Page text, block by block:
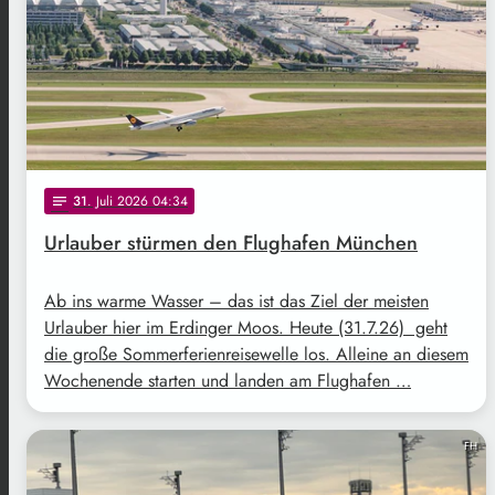
notes 31. Juli 2026 04:34
Urlauber stürmen den Flughafen München
Ab ins warme Wasser – das ist das Ziel der meisten
Urlauber hier im Erdinger Moos. Heute (31.7.26) geht
die große Sommerferienreisewelle los. Alleine an diesem
Wochenende starten und landen am Flughafen …
FH